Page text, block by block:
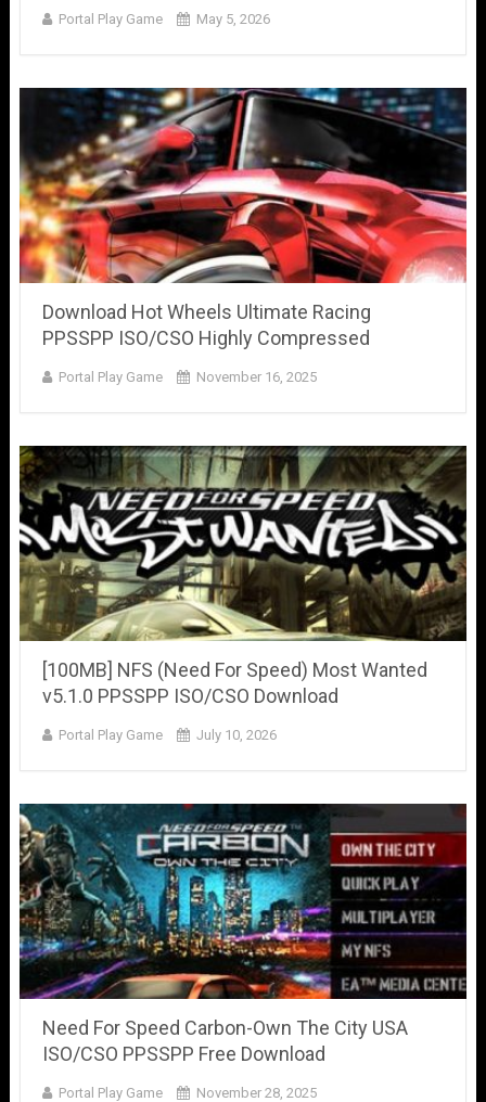
Portal Play Game May 5, 2026
Download Hot Wheels Ultimate Racing
PPSSPP ISO/CSO Highly Compressed
Portal Play Game November 16, 2025
[100MB] NFS (Need For Speed) Most Wanted
v5.1.0 PPSSPP ISO/CSO Download
Portal Play Game July 10, 2026
Need For Speed Carbon-Own The City USA
ISO/CSO PPSSPP Free Download
Portal Play Game November 28, 2025